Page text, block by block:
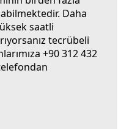
Daha
saatli
tecrübeli
+90 312 432